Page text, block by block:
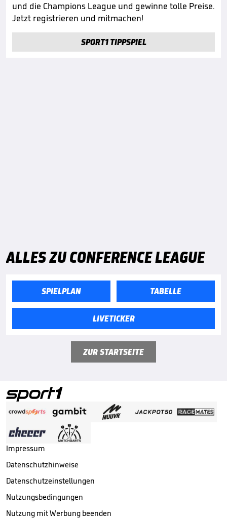
und die Champions League und gewinne tolle Preise.
Jetzt registrieren und mitmachen!
SPORT1 TIPPSPIEL
ALLES ZU CONFERENCE LEAGUE
SPIELPLAN TABELLE
LIVETICKER
ZUR STARTSEITE
Impressum
Datenschutzhinweise
Datenschutzeinstellungen
Nutzungsbedingungen
Nutzung mit Werbung beenden